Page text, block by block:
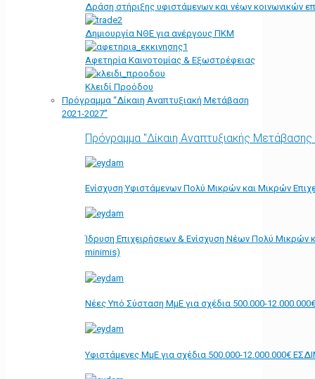
Δράση στήριξης υφιστάμενων και νέων κοινωνικών
Δημιουργία ΝΘΕ για ανέργους ΠΚΜ
Αφετηρία Kαινοτομίας & Εξωστρέφειας
Κλειδί Προόδου
Πρόγραμμα “Δίκαιη Αναπτυξιακή Μετάβαση
2021-2027”
Πρόγραμμα "Δίκαιη Αναπτυξιακής
Ενίσχυση Υφιστάμενων Πολύ Μικρών και Μικρών
Ίδρυση Επιχειρήσεων & Ενίσχυση Νέων Πολύ Μικρών
minimis)
Νέες Υπό Σύσταση ΜμΕ για σχέδια 500.000-
Υφιστάμενες ΜμΕ για σχέδια 500.000-12.000.000€